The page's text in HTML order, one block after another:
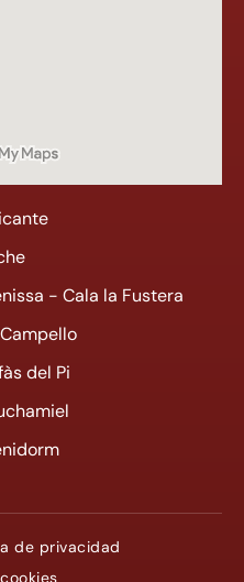
- Cala la Fustera
del Pi
de privacidad